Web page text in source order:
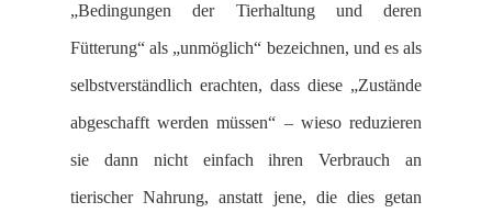
„Bedingungen der Tierhaltung und deren
Fütterung“ als „unmöglich“ bezeichnen, und es als
selbstverständlich erachten, dass diese „Zustände
abgeschafft werden müssen“ – wieso reduzieren
sie dann nicht einfach ihren Verbrauch an
tierischer Nahrung, anstatt jene, die dies getan